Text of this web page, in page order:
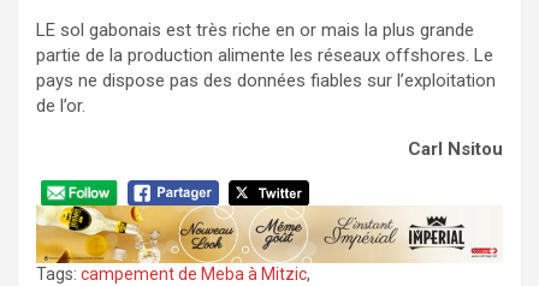
LE sol gabonais est très riche en or mais la plus grande
partie de la production alimente les réseaux offshores. Le
pays ne dispose pas des données fiables sur l’exploitation
de l’or.
Carl Nsitou
Tags: campement de Meba à Mitzic,